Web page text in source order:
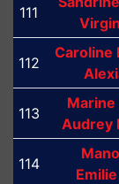
111
112
Caroline
113
Marine
Audrey
114